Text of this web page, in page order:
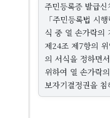
주민등록증 발급
「주민등록법 시
식 중 열 손가락의
제24조 제7항의
의 서식을 정하면
위하여 열 손가락
보자기결정권을